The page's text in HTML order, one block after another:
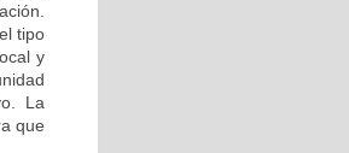
tipo
y
La
que